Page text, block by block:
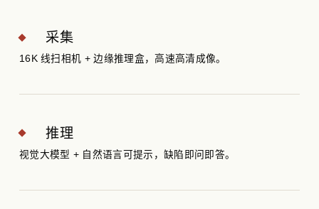
采集
16K 线扫相机 + 边缘推理盒，高速高清成像。
推理
视觉大模型 + 自然语言可提示，缺陷即问即答。